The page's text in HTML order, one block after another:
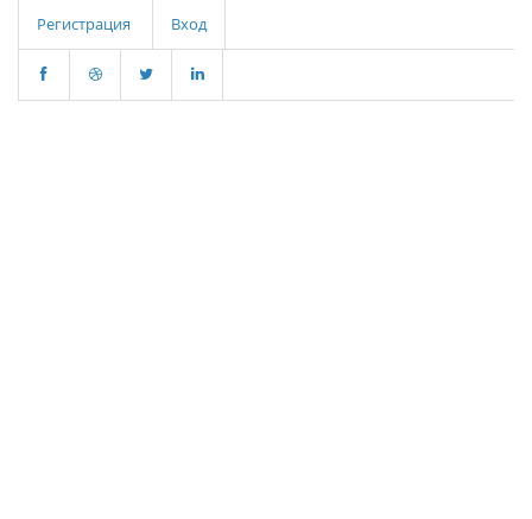
Регистрация Вход